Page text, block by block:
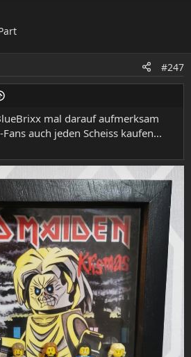
#247
mal darauf aufmerksam
auch jeden Scheiss kaufen...